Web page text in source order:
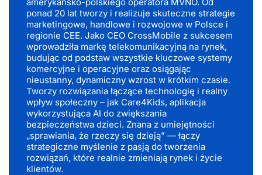
ponad 20 lat tworzy i realizuje skuteczne strategie
marketingowe, handlowe i rozwojowe w Polsce i
regionie CEE. Jako CEO CrossMobile z sukcesem
wprowadziła markę telekomunikacyjną na rynek,
budując od podstaw wszystkie kluczowe systemy
komercyjne i operacyjne oraz osiągając
nieustanny, dynamiczny wzrost w krótkim czasie.
Tworzy rozwiązania łączące technologię i realny
wpływ społeczny – jak Care4Kids, aplikacja
wykorzystująca AI do zwiększania
bezpieczeństwa dzieci. Znana z umiejętności
„sprawiania, że rzeczy się dzieją” — łączy
strategiczne myślenie z pasją do tworzenia
rozwiązań, które realnie zmieniają rynek i życie
klientów.